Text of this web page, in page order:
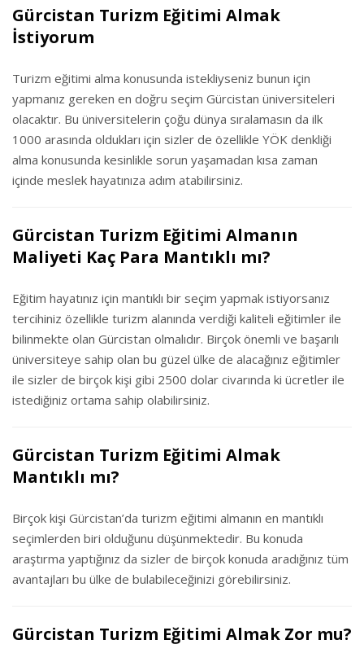
Gürcistan Turizm Eğitimi Almak
İstiyorum
Turizm eğitimi alma konusunda istekliyseniz bunun için
yapmanız gereken en doğru seçim Gürcistan üniversiteleri
olacaktır. Bu üniversitelerin çoğu dünya sıralamasın da ilk
1000 arasında oldukları için sizler de özellikle YÖK denkliği
alma konusunda kesinlikle sorun yaşamadan kısa zaman
içinde meslek hayatınıza adım atabilirsiniz.
Gürcistan Turizm Eğitimi Almanın
Maliyeti Kaç Para Mantıklı mı?
Eğitim hayatınız için mantıklı bir seçim yapmak istiyorsanız
tercihiniz özellikle turizm alanında verdiği kaliteli eğitimler ile
bilinmekte olan Gürcistan olmalıdır. Birçok önemli ve başarılı
üniversiteye sahip olan bu güzel ülke de alacağınız eğitimler
ile sizler de birçok kişi gibi 2500 dolar civarında ki ücretler ile
istediğiniz ortama sahip olabilirsiniz.
Gürcistan Turizm Eğitimi Almak
Mantıklı mı?
Birçok kişi Gürcistan’da turizm eğitimi almanın en mantıklı
seçimlerden biri olduğunu düşünmektedir. Bu konuda
araştırma yaptığınız da sizler de birçok konuda aradığınız tüm
avantajları bu ülke de bulabileceğinizi görebilirsiniz.
Gürcistan Turizm Eğitimi Almak Zor mu?